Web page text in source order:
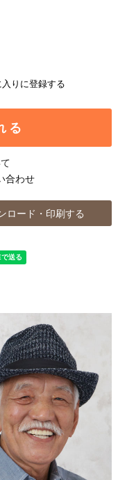
入りに登録する
る
合わせ
ロード・印刷する